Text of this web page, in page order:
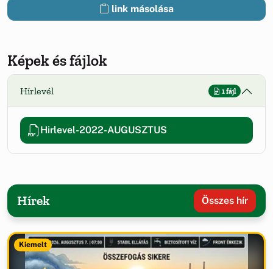
link másolása
Képek és fájlok
Hírlevél 1 fájl
Hirlevel-2022-AUGUSZTUS
Hírek Összes hír
Kiemelt